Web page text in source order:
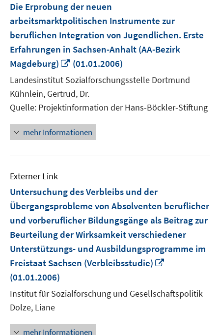
Die Erprobung der neuen
arbeitsmarktpolitischen Instrumente zur
beruflichen Integration von Jugendlichen. Erste
Erfahrungen in Sachsen-Anhalt (AA-Bezirk
Magdeburg)
In
neuem
Fenster
öffnen
(01.01.2006)
Landesinstitut Sozialforschungsstelle Dortmund
Kühnlein, Gertrud, Dr.
Quelle: Projektinformation der Hans-Böckler-Stiftung
mehr Informationen
Externer Link
Untersuchung des Verbleibs und der
Übergangsprobleme von Absolventen beruflicher
und vorberuflicher Bildungsgänge als Beitrag zur
Beurteilung der Wirksamkeit verschiedener
Unterstützungs- und Ausbildungsprogramme im
Freistaat Sachsen (Verbleibsstudie)
öffnen
(01.01.2006)
Institut für Sozialforschung und Gesellschaftspolitik
Dolze, Liane
mehr Informationen